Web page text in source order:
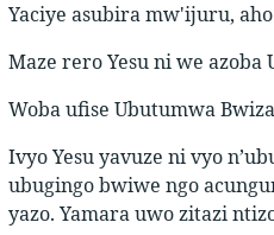
Yaciye asubira mw'ijuru,
Maze rero Yesu ni we azoba
Woba ufise Ubutumwa
Ivyo Yesu yavuze ni vyo
ubugingo bwiwe ngo
yazo. Yamara uwo zitazi